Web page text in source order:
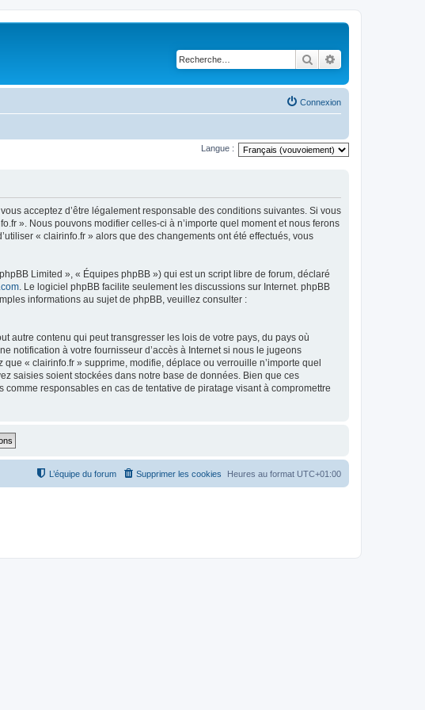
Rechercher
Connexion
Langue :
acceptez d’être légalement responsable des conditions suivantes. Si vous
». Nous pouvons modifier celles-ci à n’importe quel moment et nous ferons
« clairinfo.fr » alors que des changements ont été effectués, vous
Limited », « Équipes phpBB ») qui est un script libre de forum, déclaré
. Le logiciel phpBB facilite seulement les discussions sur Internet. phpBB
informations au sujet de phpBB, veuillez consulter :
autre contenu qui peut transgresser les lois de votre pays, du pays où
notification à votre fournisseur d’accès à Internet si nous le jugeons
« clairinfo.fr » supprime, modifie, déplace ou verrouille n’importe quel
saisies soient stockées dans notre base de données. Bien que ces
responsables en cas de tentative de piratage visant à compromettre
Heures au format UTC+01:00
Supprimer les cookies
L’équipe du forum